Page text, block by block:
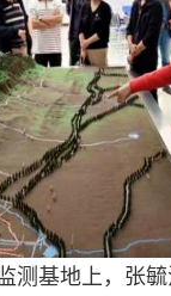
基地上，张毓